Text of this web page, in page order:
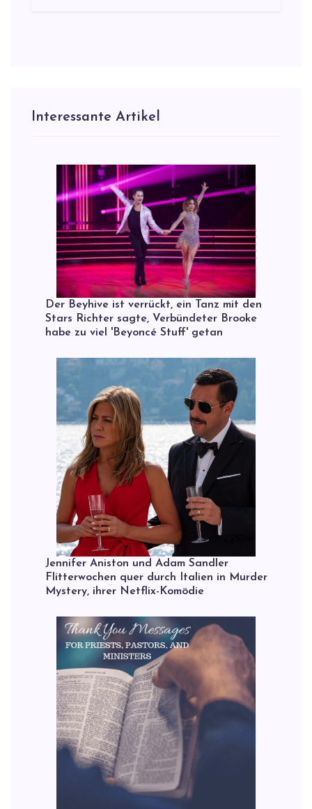
Interessante Artikel
Der Beyhive ist verrückt, ein Tanz mit den
Stars Richter sagte, Verbündeter Brooke
habe zu viel 'Beyoncé Stuff' getan
Jennifer Aniston und Adam Sandler
Flitterwochen quer durch Italien in Murder
Mystery, ihrer Netflix-Komödie